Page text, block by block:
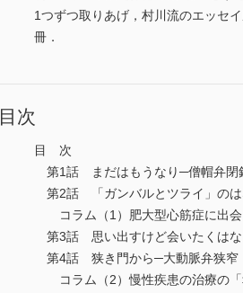
1つずつ取りあげ，村川流のエッセ
冊．
目次
目 次
第1話 まだはもうなり─僧帽弁閉
第2話 「ガンバルとツライ」のは
コラム（1）肥大型心筋症に出会
第3話 思い出すけど会いたくはな
第4話 狭き門から─大動脈弁狭窄
コラム（2）慢性疾患の治療の「